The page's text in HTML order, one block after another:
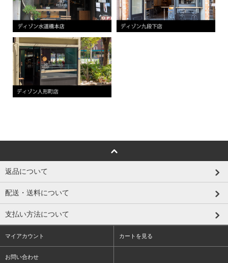
返品について
配送・送料について
支払い方法について
マイアカウント カートを見る
お問い合わせ